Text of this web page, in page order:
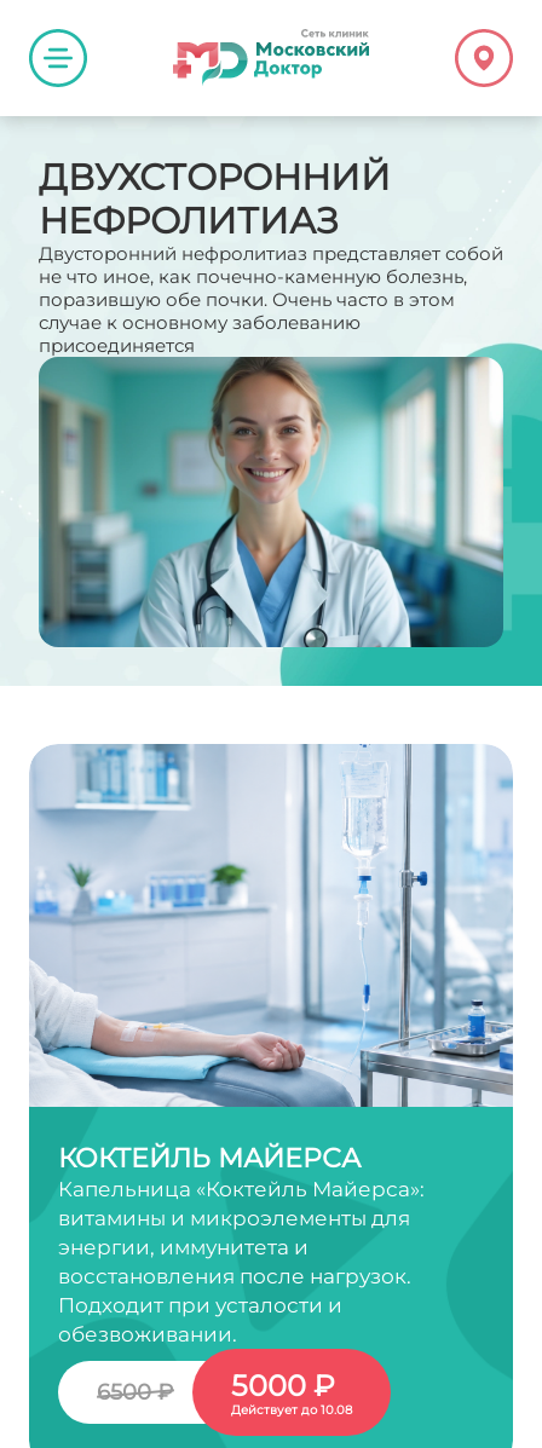
ДВУХСТОРОННИЙ
НЕФРОЛИТИАЗ
Двусторонний нефролитиаз представляет собой
не что иное, как почечно-каменную болезнь,
поразившую обе почки. Очень часто в этом
случае к основному заболеванию
присоединяется
КОКТЕЙЛЬ МАЙЕРСА
Капельница «Коктейль Майерса»:
витамины и микроэлементы для
энергии, иммунитета и
восстановления после нагрузок.
Подходит при усталости и
обезвоживании.
6500 ₽ 5000 ₽
Действует до 10.08